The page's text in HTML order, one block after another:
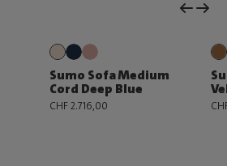
Sumo Sofa Medium
Cord Deep Blue
CHF 2.716,00